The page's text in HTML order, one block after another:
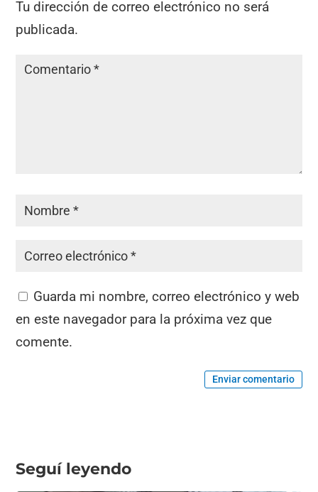
Tu dirección de correo electrónico no será
publicada.
Guarda mi nombre, correo electrónico y web
en este navegador para la próxima vez que
comente.
Enviar comentario
Seguí leyendo